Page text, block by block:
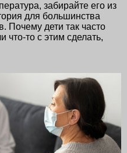
забирайте его из
для большинства
Почему дети так часто
то с этим сделать,